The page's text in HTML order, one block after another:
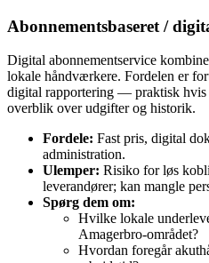
Abonnementsbaseret /
Digital abonnementservice
lokale håndværkere. Fordelen er
digital rapportering — praktisk hvis
overblik over udgifter og historik.
Fordele: Fast pris, digital
administration.
Ulemper: Risiko for løs
leverandører; kan mangle
Spørg dem om:
Hvilke lokale
Amagerbro-området?
Hvordan foregår